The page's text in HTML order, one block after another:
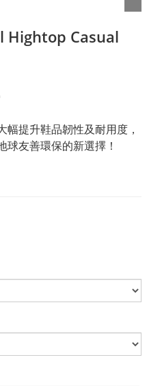
Hightop Casual
提升鞋品韌性及耐用度，
友善環保的新選擇！